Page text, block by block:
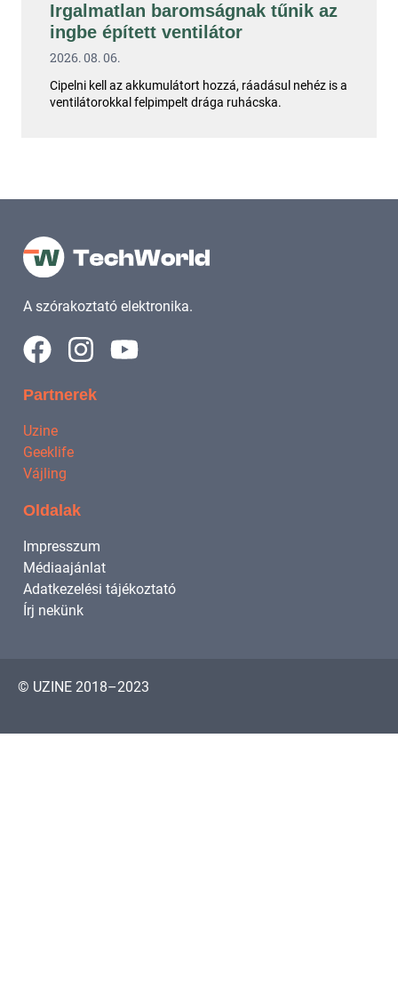
Irgalmatlan baromságnak tűnik az
ingbe épített ventilátor
2026. 08. 06.
Cipelni kell az akkumulátort hozzá, ráadásul nehéz is a
ventilátorokkal felpimpelt drága ruhácska.
A szórakoztató elektronika.
Partnerek
Uzine
Geeklife
Vájling
Oldalak
Impresszum
Médiaajánlat
Adatkezelési tájékoztató
Írj nekünk
© UZINE 2018–2023